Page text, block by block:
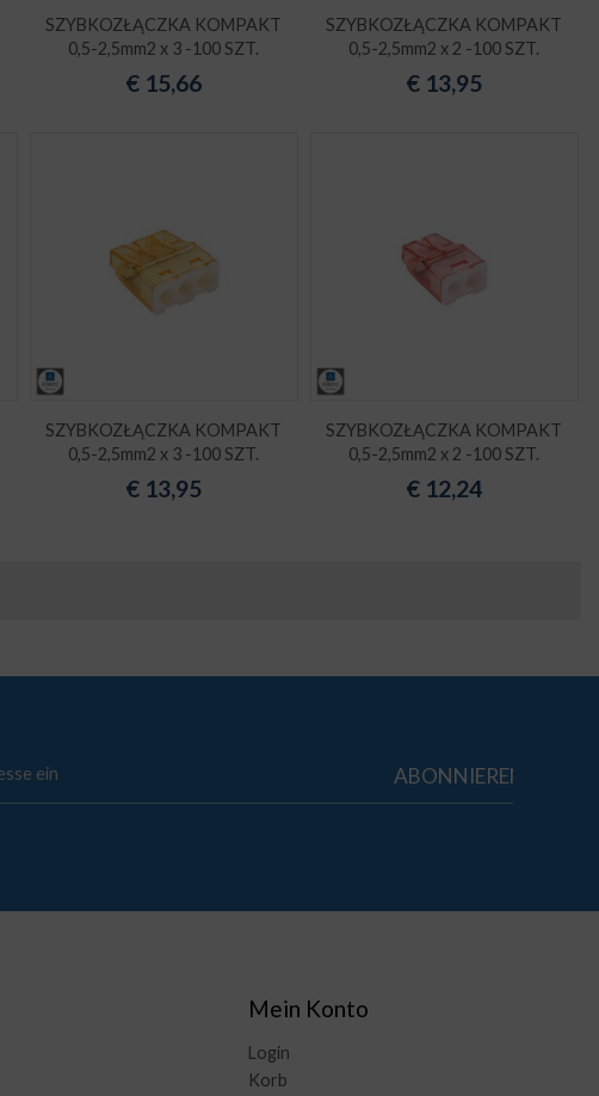
SZYBKOZŁĄCZKA KOMPAKT
0,5-2,5mm2 x 3 -100 SZT.
€ 15,66
SZYBKOZŁĄCZKA KOMPAKT
0,5-2,5mm2 x 2 -100 SZT.
€ 13,95
SZYBKOZŁĄCZKA KOMPAKT
0,5-2,5mm2 x 3 -100 SZT.
€ 13,95
SZYBKOZŁĄCZKA KOMPAKT
0,5-2,5mm2 x 2 -100 SZT.
€ 12,24
Mein Konto
Login
Korb